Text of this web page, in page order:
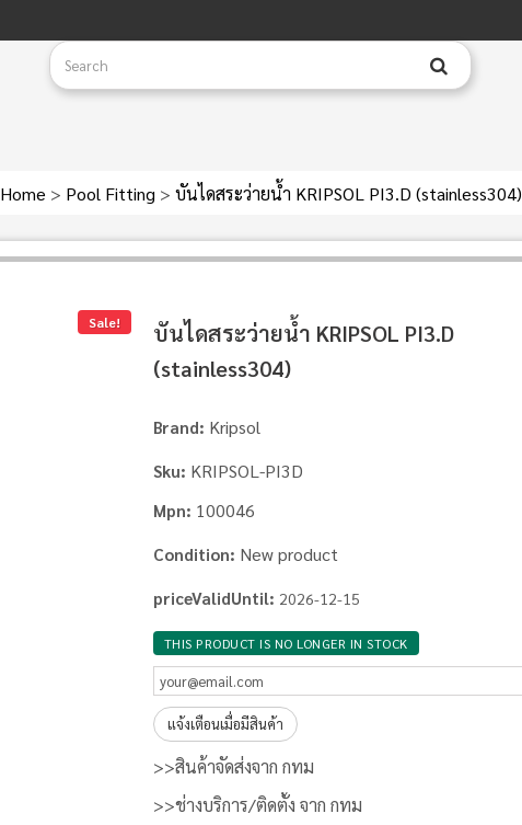
Home > Pool Fitting > บันไดสระว่ายน้ำ KRIPSOL PI3.D (stainless304)
Sale!
บันไดสระว่ายน้ำ KRIPSOL PI3.D
(stainless304)
Brand: Kripsol
Sku: KRIPSOL-PI3D
Mpn: 100046
Condition: New product
priceValidUntil: 2026-12-15
THIS PRODUCT IS NO LONGER IN STOCK
แจ้งเตือนเมื่อมีสินค้า
>>สินค้าจัดส่งจาก กทม
>>ช่างบริการ/ติดตั้ง จาก กทม